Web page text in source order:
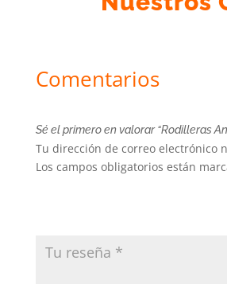
Comentarios
Sé el primero en valorar “Rodilleras
Tu dirección de correo electrónico
Los campos obligatorios están